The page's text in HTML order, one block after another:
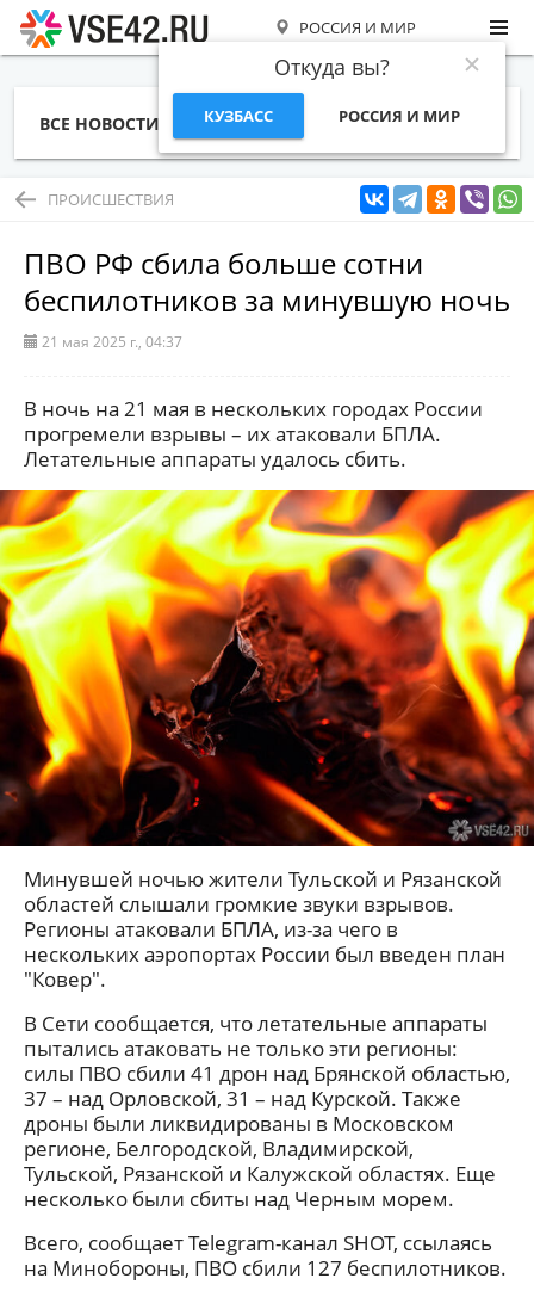
РОССИЯ И МИР
Откуда вы?
КУЗБАСС РОССИЯ И МИР
ВСЕ НОВОСТИ СТАТЬИ ТЕМЫ ФОТО
ПРОИСШЕСТВИЯ
ПВО РФ сбила больше сотни
беспилотников за минувшую ночь
21 мая 2025 г., 04:37
В ночь на 21 мая в нескольких городах России
прогремели взрывы – их атаковали БПЛА.
Летательные аппараты удалось сбить.
Минувшей ночью жители Тульской и Рязанской
областей слышали громкие звуки взрывов.
Регионы атаковали БПЛА, из-за чего в
нескольких аэропортах России был введен план
"Ковер".
В Сети сообщается, что летательные аппараты
пытались атаковать не только эти регионы:
силы ПВО сбили 41 дрон над Брянской областью,
37 – над Орловской, 31 – над Курской. Также
дроны были ликвидированы в Московском
регионе, Белгородской, Владимирской,
Тульской, Рязанской и Калужской областях. Еще
несколько были сбиты над Черным морем.
Всего, сообщает Telegram-канал SHOT, ссылаясь
на Минобороны, ПВО сбили 127 беспилотников.